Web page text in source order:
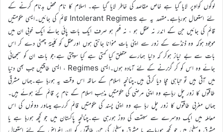
لوگوں کواوپر لایا گیا ہے خاص مقاصد کی خاطر لایا گیا ہے۔ اسلام کا نام محض بدنام کرنے کے
لئے استعمال ہورہاہے۔مقصد یہ ہے Intolerant Regimes قائم کی جائیں۔ایسی حکومتیں
قائم کی جائیں جن کے اندر نہ عقل ہو ، نہ فہم ہو صرف ایک بات پائی جائے ایک خوبی ان میں
موجود ہوکہ وہ ڈنڈے کے زور سے اپنی بات منوانا جانتی ہوں اورعقل کو کلّیتہً چھٹی دے کر اس
بات سے بے نیاز ہوکر کہ دنیا ہمارے متعلق کیا کہتی ہے کیا سوچتی ہے،جو بات ان کو سمجھائی
جائے وہ اس کو کر گزرنے کے لئے آمادہ ہوں۔ایسی Regimes ، ایسی طاقتیں جب بھی دنیا
میں آتی ہیں تو تباہی مچا دیا کرتی ہیں۔چنانچہ اسلام کے ساتھ اس وقت یہ ہورہا ہے۔جہاں مشرقی
طاقتوں کا زور چل رہاہے وہ اپنی مرضی کی حکومتیں مذہب اسلام کے نام پر قائم کئے ہوئے ہیں۔
جہاں مغربی طاقتوں کا زور چل رہا ہے وہ اپنی پسند کی حکومتیں قائم کررہے ہیںاور دونوں کی اس
معاملہ میں ایک دوسرے سے سبقت کی دوڑ ہورہی ہے۔چنانچہ پاکستان میں جو کچھ ہورہا ہے یا
مشرق وسطیٰ میں جو کچھ ہورہاہے یا مشرق وسطیٰ کی جن طاقتوں کو ان اغراض کے لئے استعمال